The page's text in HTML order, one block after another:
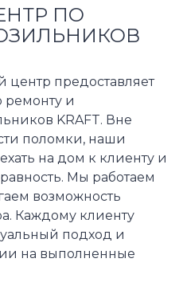
ПО
предоставляет
ремонту и
KRAFT. Вне
поломки, наши
на дом к клиенту и
Мы работаем
возможность
Каждому клиенту
подход и
на выполненные